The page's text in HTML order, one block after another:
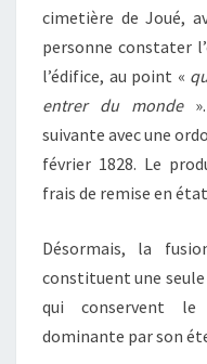
cimetière de Joué,
personne constater
l’édifice, au point «
entrer du monde».
suivante avec une
février 1828. Le
frais de remise en
Désormais, la
constituent une
qui conservent
dominante par son